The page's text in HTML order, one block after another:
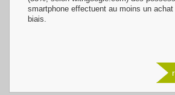
smartphone effectuent au moins un
biais.